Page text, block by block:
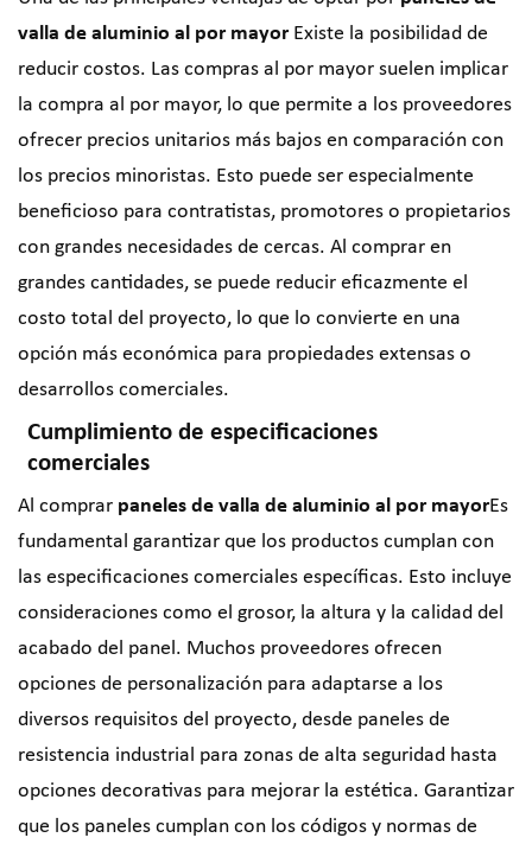
valla de aluminio al por mayorExiste la posibilidad de
reducir costos. Las compras al por mayor suelen implicar
la compra al por mayor, lo que permite a los proveedores
ofrecer precios unitarios más bajos en comparación con
los precios minoristas. Esto puede ser especialmente
beneficioso para contratistas, promotores o propietarios
con grandes necesidades de cercas. Al comprar en
grandes cantidades, se puede reducir eficazmente el
costo total del proyecto, lo que lo convierte en una
opción más económica para propiedades extensas o
desarrollos comerciales.
Cumplimiento de especificaciones
comerciales
Al comprar paneles de valla de aluminio al por mayorEs
fundamental garantizar que los productos cumplan con
las especificaciones comerciales específicas. Esto incluye
consideraciones como el grosor, la altura y la calidad del
acabado del panel. Muchos proveedores ofrecen
opciones de personalización para adaptarse a los
diversos requisitos del proyecto, desde paneles de
resistencia industrial para zonas de alta seguridad hasta
opciones decorativas para mejorar la estética. Garantizar
que los paneles cumplan con los códigos y normas de